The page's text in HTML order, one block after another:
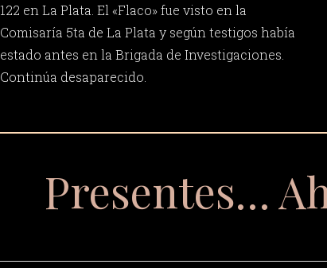
122 en La Plata. El «Flaco» fue visto en la
Comisaría 5ta de La Plata y según testigos había
estado antes en la Brigada de Investigaciones.
Continúa desaparecido.
Presentes…